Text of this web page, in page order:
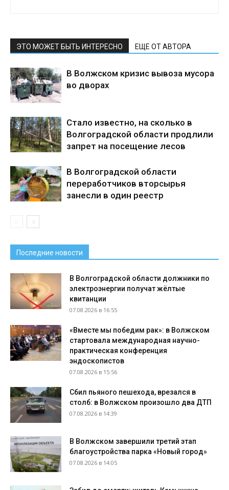
ЭТО МОЖЕТ БЫТЬ ИНТЕРЕСНО ЕЩЕ ОТ АВТОРА
В Волжском кризис вывоза мусора
во дворах
Стало известно, на сколько в
Волгоградской области продлили
запрет на посещение лесов
В Волгоградской области
переработчиков вторсырья
занесли в один реестр
Последние новости
В Волгоградской области должники по
электроэнергии получат жёлтые
квитанции
07.08.2026 в 16:55
«Вместе мы победим рак»: в Волжском
стартовала международная научно-
практическая конференция
эндоскопистов
07.08.2026 в 15:56
Сбил пьяного пешехода, врезался в
столб: в Волжском произошло два ДТП
07.08.2026 в 14:39
В Волжском завершили третий этап
благоустройства парка «Новый город»
07.08.2026 в 14:05